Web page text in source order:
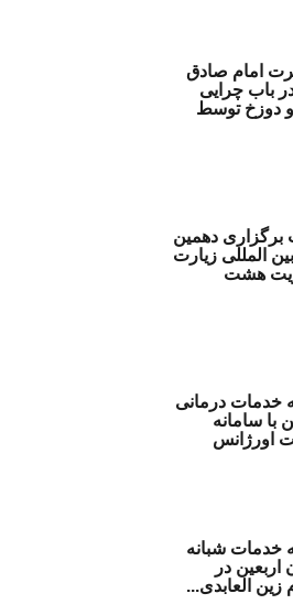
امام صادق
باب چرایی
دوزخ توسط
برگزاری دهمین
المللی زیارت
هشت
خدمات درمانی
با سامانه
اورژانس
خدمات شبانه
اربعین در
زین العابدی...